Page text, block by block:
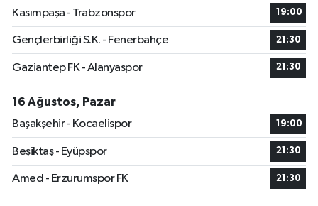
Kasımpaşa - Trabzonspor 19:00
Gençlerbirliği S.K. - Fenerbahçe 21:30
Gaziantep FK - Alanyaspor 21:30
16 Ağustos, Pazar
Başakşehir - Kocaelispor
19:00
Beşiktaş - Eyüpspor 21:30
Amed - Erzurumspor FK 21:30